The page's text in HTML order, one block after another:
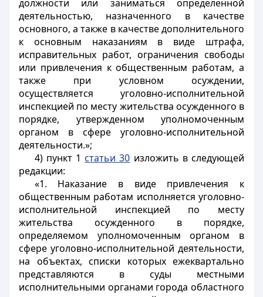
должности или заниматься определенной
деятельностью, назначенного в качестве
основного, а также в качестве дополнительного
к основным наказаниям в виде штрафа,
исправительных работ, ограничения свободы
или привлечения к общественным работам, а
также при условном осуждении,
осуществляется уголовно-исполнительной
инспекцией по месту жительства осужденного в
порядке, утвержденном уполномоченным
органом в сфере уголовно-исполнительной
деятельности.»;
4) пункт 1 статьи 30 изложить в следующей
редакции:
«1. Наказание в виде привлечения к
общественным работам исполняется уголовно-
исполнительной инспекцией по месту
жительства осужденного в порядке,
определяемом уполномоченным органом в
сфере уголовно-исполнительной деятельности,
на объектах, списки которых ежеквартально
представляются в суды местными
исполнительными органами города областного